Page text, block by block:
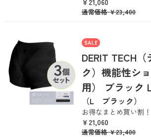
￥21,060
通常価格￥23,400
DERIT TECH
ク）機能性シ
用） ブラック
（L ブラック）
お得なまとめ買い割！
￥21,060
通常価格￥23,400